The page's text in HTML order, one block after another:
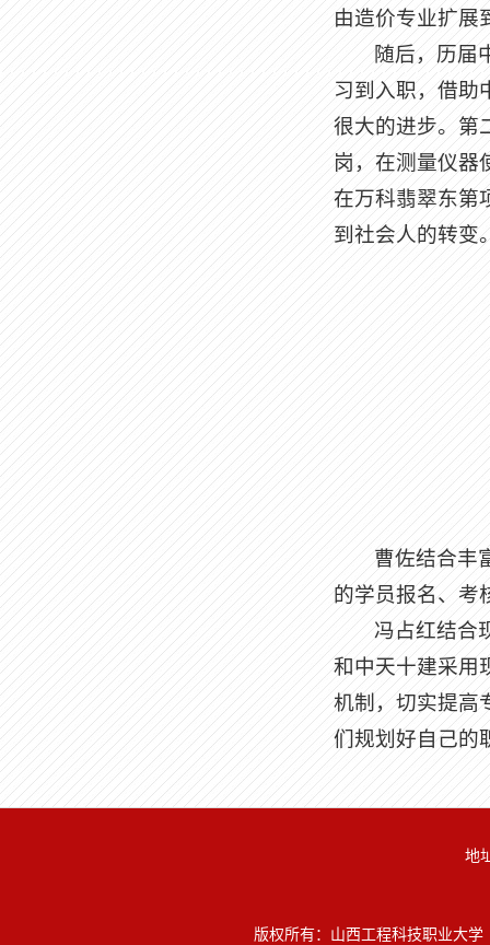
由造价专业扩展
随后，历届
习到入职，借助
很大的进步。第
岗，在测量仪器
在万科翡翠东第
到社会人的转变
曹佐结合丰
的学员报名、考
冯占红结合
和中天十建采用
机制，切实提高
们规划好自己的
地
版权所有：山西工程科技职业